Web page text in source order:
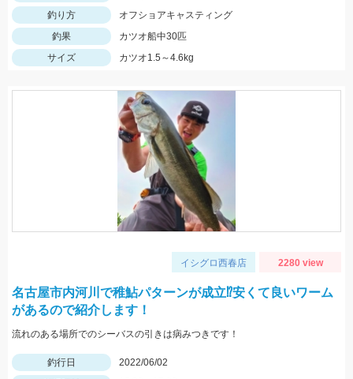
釣り方
オフショアキャスティング
釣果
カツオ船中30匹
サイズ
カツオ1.5～4.6kg
イシグロ西春店 2280 view
名古屋市内河川で稚鮎パターンが成立⁉安くて良いワーム
があるので紹介します！
流れのある場所でのシーバスの引きは病みつきです！
釣行日
2022/06/02